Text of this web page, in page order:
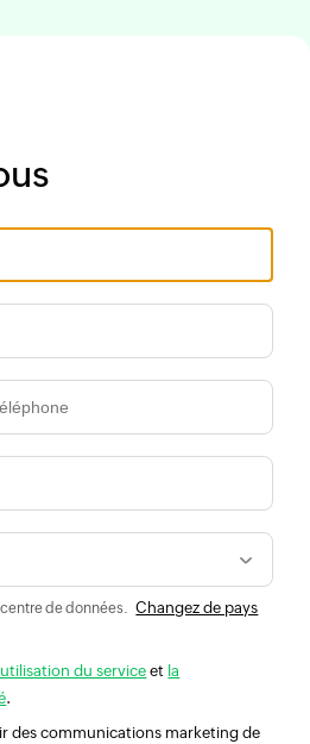
de données. Changez de pays
du service et la
.
des communications marketing de